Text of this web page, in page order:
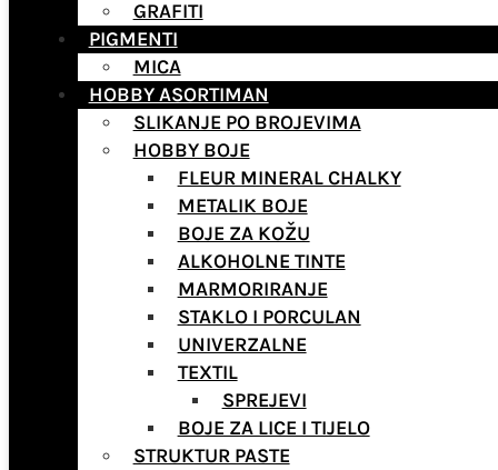
GRAFITI
PIGMENTI
MICA
HOBBY ASORTIMAN
SLIKANJE PO BROJEVIMA
HOBBY BOJE
FLEUR MINERAL CHALKY
METALIK BOJE
BOJE ZA KOŽU
ALKOHOLNE TINTE
MARMORIRANJE
STAKLO I PORCULAN
UNIVERZALNE
TEXTIL
SPREJEVI
BOJE ZA LICE I TIJELO
STRUKTUR PASTE